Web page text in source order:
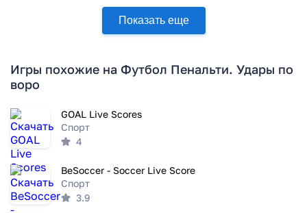
Показать еще
Игры похожие на Футбол Пенальти. Удары по
воро
GOAL Live Scores
Спорт
4
BeSoccer - Soccer Live Score
Спорт
3.9